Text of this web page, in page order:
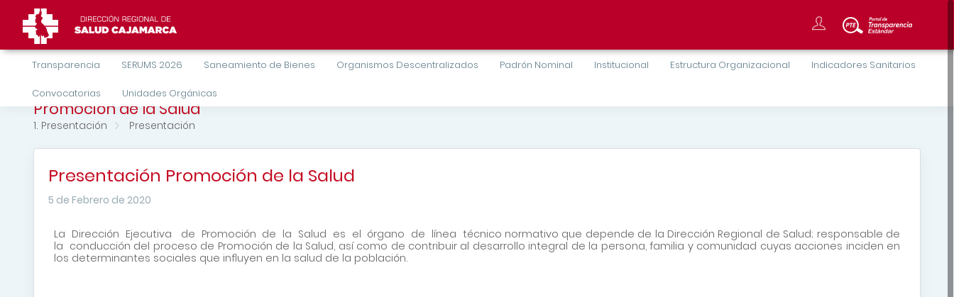
Transparencia SERUMS 2026 Saneamiento de Bienes Organismos Descentralizados Padrón Nominal Institucional Estructura Organizacional Indicadores Sanitarios
Convocatorias Unidades Orgánicas
Promoción de la Salud
1. Presentación Presentación
Presentación Promoción de la Salud
5 de Febrero de 2020
La Dirección Ejecutiva de Promoción de la Salud es el órgano de línea técnico normativo que depende de la Dirección Regional de Salud; responsable de
la conducción del proceso de Promoción de la Salud, así como de contribuir al desarrollo integral de la persona, familia y comunidad cuyas acciones inciden en
los determinantes sociales que influyen en la salud de la población.